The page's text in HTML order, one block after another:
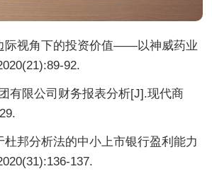
视角下的投资价值——以神威药业
92.
限公司财务报表分析[J].现代商
邦分析法的中小上市银行盈利能力
137.